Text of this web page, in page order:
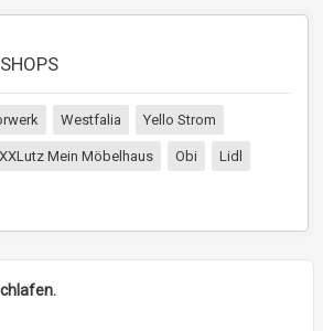
Westfalia Yello Strom
Mein Möbelhaus Obi Lidl